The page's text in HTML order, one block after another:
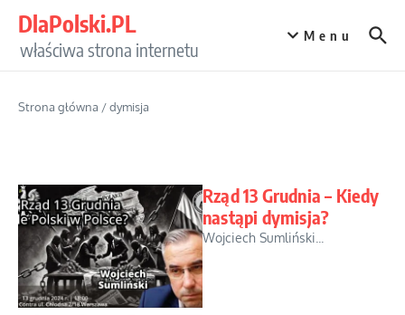
DlaPolski.PL
właściwa strona internetu
Menu
Strona główna /dymisja
Rząd 13 Grudnia – Kiedy
nastąpi dymisja?
Wojciech Sumliński...